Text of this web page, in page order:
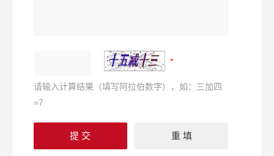
请输入计算结果（填写阿拉伯数字），如：三加四
=7